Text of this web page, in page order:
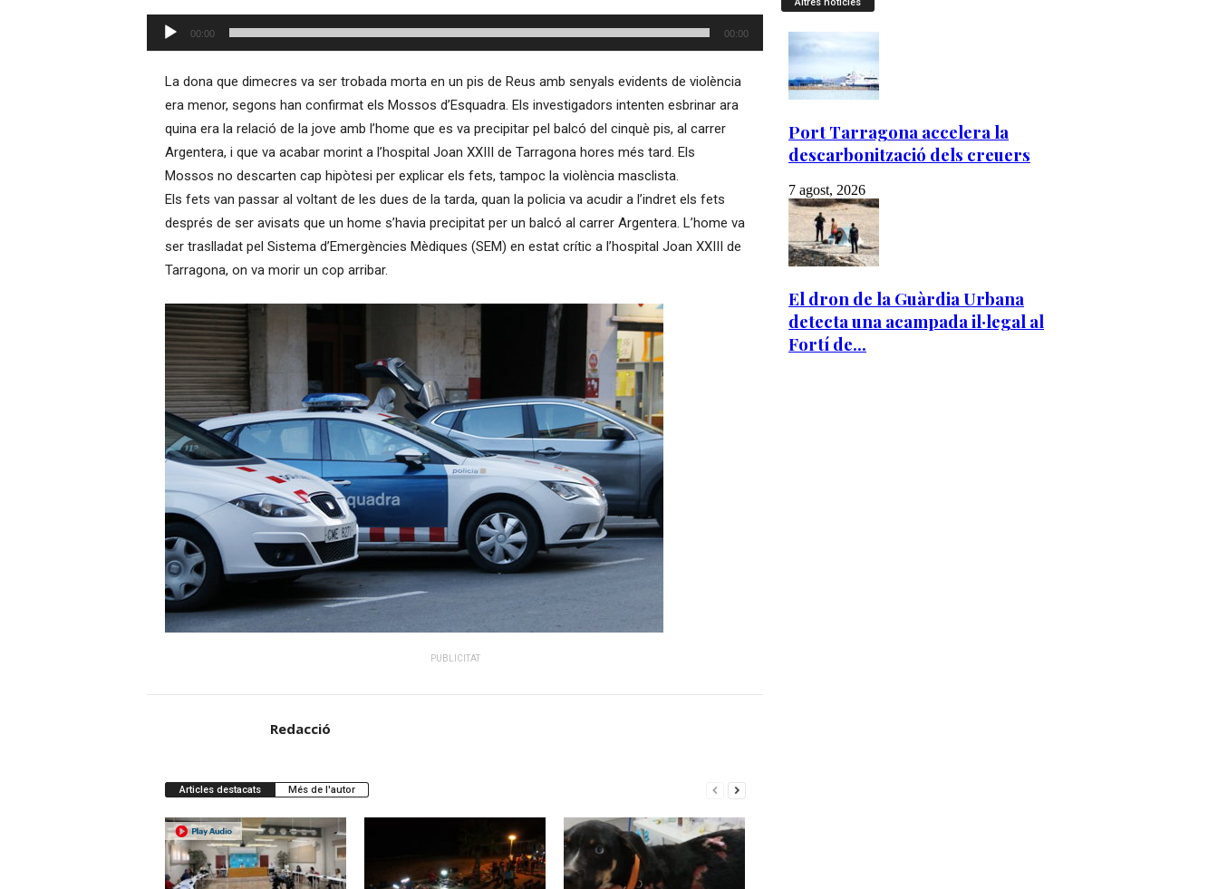
–
à
Reproductor
d'àudio
00:00 00:00
La dona que dimecres va ser trobada morta en un pis de Reus amb senyals evidents de violència
era menor, segons han confirmat els Mossos d’Esquadra. Els investigadors intenten esbrinar ara
quina era la relació de la jove amb l’home que es va precipitar pel balcó del cinquè pis, al carrer
Argentera, i que va acabar morint a l’hospital Joan XXIII de Tarragona hores més tard. Els
Mossos no descarten cap hipòtesi per explicar els fets, tampoc la violència masclista.
Els fets van passar al voltant de les dues de la tarda, quan la policia va acudir a l’indret els fets
després de ser avisats que un home s’havia precipitat per un balcó al carrer Argentera. L’home va
ser traslladat pel Sistema d’Emergències Mèdiques (SEM) en estat crític a l’hospital Joan XXIII de
Tarragona, on va morir un cop arribar.
PUBLICITAT
Redacció
Articles destacats Més de l'autor